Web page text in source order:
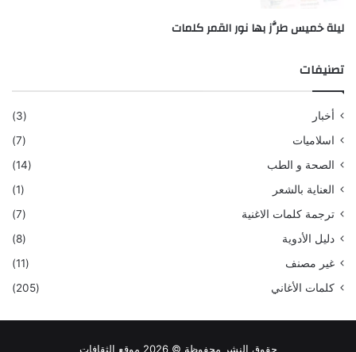
ليلة خميس طرَّز بها نور القمر كلمات
تصنيفات
أخبار
(3)
اسلاميات
(7)
الصحة و الطب
(14)
العناية بالشعر
(1)
ترجمة كلمات الاغنية
(7)
دليل الأدوية
(8)
غير مصنف
(11)
كلمات الأغاني
(205)
حقوق النشر محفوظة © 2026 موقع الثقافات